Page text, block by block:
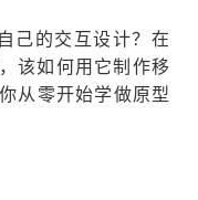
己的交互设计？在
该如何用它制作移
从零开始学做原型